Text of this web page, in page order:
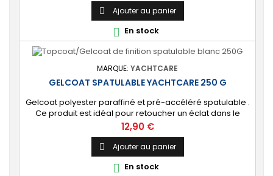
stratification résine et fibre de verre. Livré avec son
catalyseur PMEC 50 cl
 Ajouter au panier
 En stock
MARQUE: YACHTCARE
GELCOAT SPATULABLE YACHTCARE 250 G
Gelcoat polyester paraffiné et pré-accéléré spatulable .
Ce produit est idéal pour retoucher un éclat dans le
gelcoat. Coloris : Blanc (Peut-être teinté avec une pâte
colorante). 🔝 [Finition de qualité] Fournit une couche
extérieure lisse, brillante et uniforme qui protège
durablement la surface visible de votre stratification
polyester. ⚙️ [Facile à...
Prix
12,90 €
 Ajouter au panier
 En stock